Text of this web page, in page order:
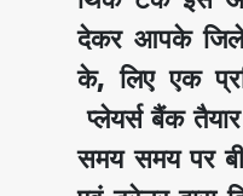
देकर आपके जिले
के, लिए एक
प्लेयर्स बैंक
समय समय पर